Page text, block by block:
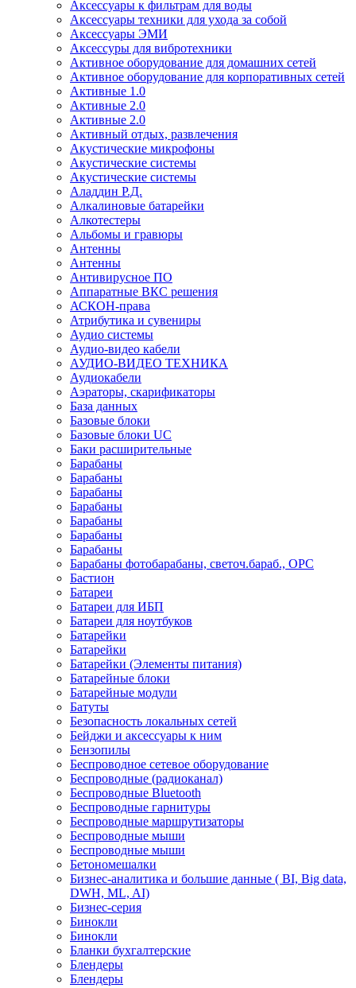
Аксессуары к фильтрам для воды
Аксессуары техники для ухода за собой
Аксессуары ЭМИ
Аксессуры для вибротехники
Активное оборудование для домашних сетей
Активное оборудование для корпоративных сетей
Активные 1.0
Активные 2.0
Активные 2.0
Активный отдых, развлечения
Акустические микрофоны
Акустические системы
Акустические системы
Аладдин Р.Д.
Алкалиновые батарейки
Алкотестеры
Альбомы и гравюры
Антенны
Антенны
Антивирусное ПО
Аппаратные ВКС решения
АСКОН-права
Атрибутика и сувениры
Аудио системы
Аудио-видео кабели
АУДИО-ВИДЕО ТЕХНИКА
Аудиокабели
Аэраторы, скарификаторы
База данных
Базовые блоки
Базовые блоки UC
Баки расширительные
Барабаны
Барабаны
Барабаны
Барабаны
Барабаны
Барабаны
Барабаны
Барабаны фотобарабаны, светоч.бараб., OPC
Бастион
Батареи
Батареи для ИБП
Батареи для ноутбуков
Батарейки
Батарейки
Батарейки (Элементы питания)
Батарейные блоки
Батарейные модули
Батуты
Безопасность локальных сетей
Бейджи и аксесcуары к ним
Бензопилы
Беспроводное сетевое оборудование
Беспроводные (радиоканал)
Беспроводные Bluetooth
Беспроводные гарнитуры
Беспроводные маршрутизаторы
Беспроводные мыши
Беспроводные мыши
Бетономешалки
Бизнес-аналитика и большие данные ( BI, Big data,
DWH, ML, AI)
Бизнес-серия
Бинокли
Бинокли
Бланки бухгалтерские
Блендеры
Блендеры